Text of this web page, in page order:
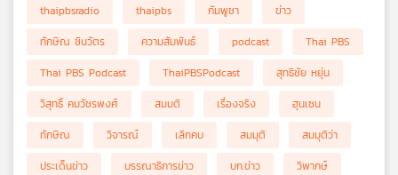
thaipbsradio thaipbs กัมพูชา
ข่าว
ทักษิณ ชินวัตร
ความสัมพันธ์ podcast
Thai PBS
Thai PBS Podcast
ThaiPBSPodcast
สุทธิชัย หยุ่น
วิสุทธิ์ คมวัชรพงศ์
สมมติ เรื่องจริง
ฮุนเซน
ทักษิณ
วิจารณ์ เลิกคบ สมมุติ
สมมุติว่า
ประเด็นข่าว
บรรณาธิการข่าว บก.ข่าว
วิพากษ์